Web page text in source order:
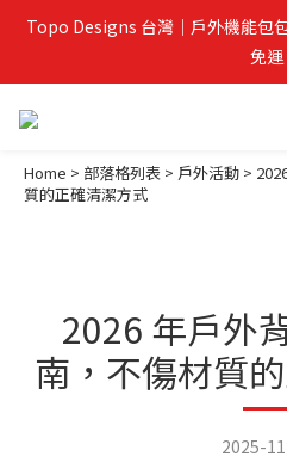
Topo Designs 台灣｜戶外機能包
免運
Home > 部落格列表 > 戶外活動 >
質的正確清潔方式
2026 年戶外
南，不傷材質
2025-